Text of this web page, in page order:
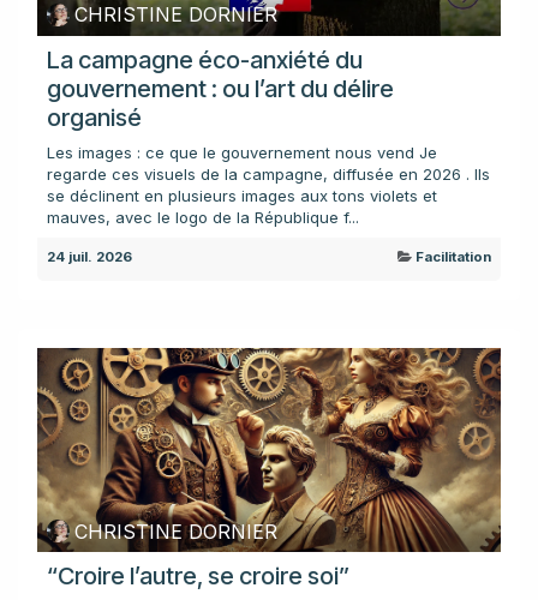
CHRISTINE DORNIER
La campagne éco-anxiété du
gouvernement : ou l’art du délire
organisé
Les images : ce que le gouvernement nous vend Je
regarde ces visuels de la campagne, diffusée en 2026 . Ils
se déclinent en plusieurs images aux tons violets et
mauves, avec le logo de la République f...
24 juil. 2026 Facilitation
CHRISTINE DORNIER
“Croire l’autre, se croire soi”